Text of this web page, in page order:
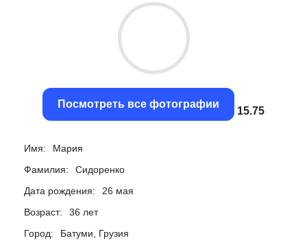
Посмотреть все фотографии
15.41
Имя:
Мария
Фамилия:
Сидоренко
Дата рождения:
26 мая
Возраст:
36 лет
Город:
Батуми, Грузия